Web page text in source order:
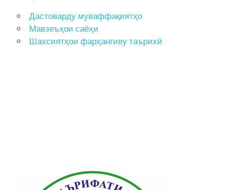
Дастоварду муваффақиятҳо
Мавзеъҳои саёҳи
Шахсиятҳои фарҳангиву таърихӣ